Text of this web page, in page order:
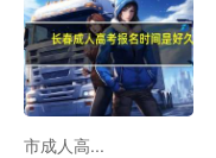
市成人高...